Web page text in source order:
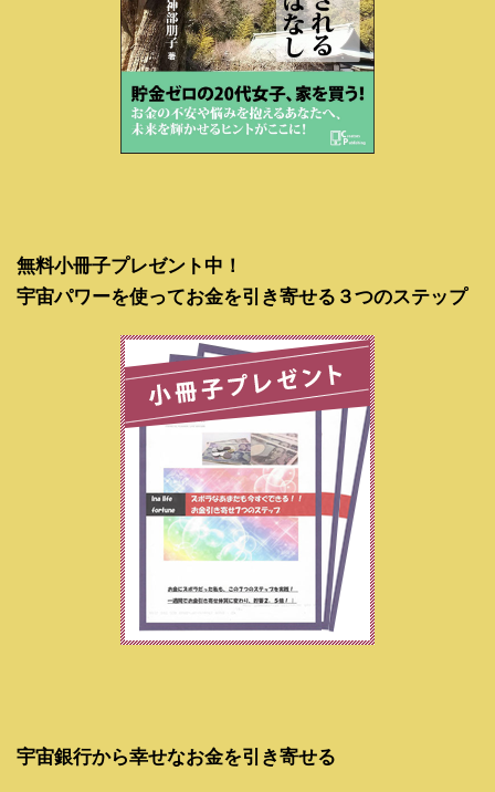
無料小冊子プレゼント中！
宇宙パワーを使ってお金を引き寄せる３つのステップ
宇宙銀行から幸せなお金を引き寄せる